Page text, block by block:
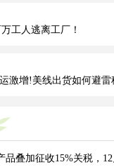
工人逃离工厂！
品叠加征收15%关税，